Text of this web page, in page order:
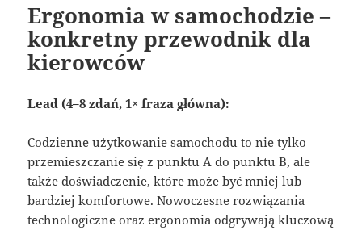
Ergonomia w samochodzie –
konkretny przewodnik dla
kierowców
Lead (4–8 zdań, 1× fraza główna):
Codzienne użytkowanie samochodu to nie tylko
przemieszczanie się z punktu A do punktu B, ale
także doświadczenie, które może być mniej lub
bardziej komfortowe. Nowoczesne rozwiązania
technologiczne oraz ergonomia odgrywają kluczową